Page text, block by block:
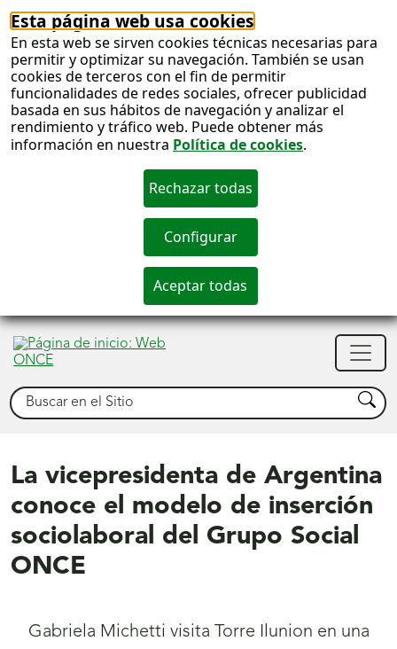
Esta página web usa cookies
En esta web se sirven cookies técnicas necesarias para
permitir y optimizar su navegación. También se usan
cookies de terceros con el fin de permitir
funcionalidades de redes sociales, ofrecer publicidad
basada en sus hábitos de navegación y analizar el
rendimiento y tráfico web. Puede obtener más
información en nuestra Política de cookies.
Buscar Buscar
La vicepresidenta de Argentina
conoce el modelo de inserción
sociolaboral del Grupo Social
ONCE
Gabriela Michetti visita Torre Ilunion en una